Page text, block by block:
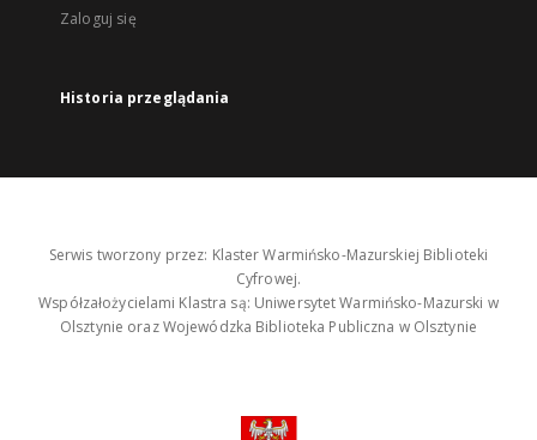
Zaloguj się
Historia przeglądania
Serwis tworzony przez: Klaster Warmińsko-Mazurskiej Biblioteki
Cyfrowej.
Współzałożycielami Klastra są: Uniwersytet Warmińsko-Mazurski w
Olsztynie oraz Wojewódzka Biblioteka Publiczna w Olsztynie